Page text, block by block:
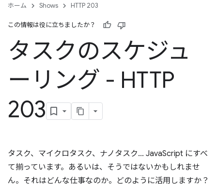
ホーム Shows HTTP 203
この情報は役に立ちましたか？
タスクのスケジュ
ーリング - HTTP
203
タスク、マイクロタスク、ナノタスク... JavaScript にすべ
て揃っています。あるいは、そうではないかもしれませ
ん。それはどんな仕事なのか。どのように活用しますか？